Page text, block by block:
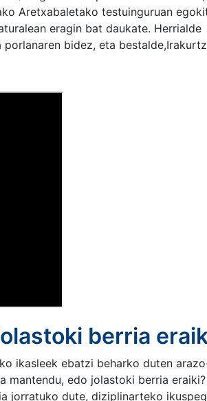
Aretxabaletako testuinguruan
eragin bat daukate. Herrialde
bidez, eta
berria
ikasleek ebatzi beharko duten
edo jolastoki berria
jorratuko dute, diziplinarteko